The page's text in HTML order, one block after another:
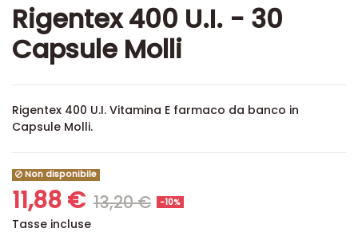
Rigentex 400 U.I. - 30
Capsule Molli
Rigentex 400 U.I. Vitamina E farmaco da banco in
Capsule Molli.
Non disponibile
11,88 € 13,20 € -10%
Tasse incluse